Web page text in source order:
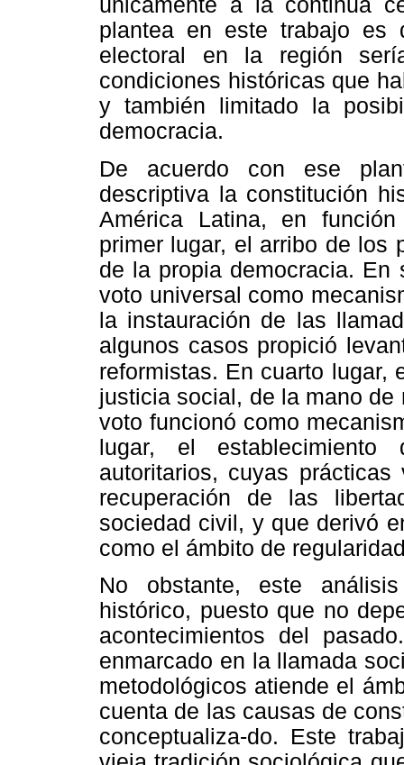
únicamente a la continua
plantea en este trabajo es
electoral en la región
condiciones históricas que
y también limitado la
democracia.
De acuerdo con ese
descriptiva la constitución
América Latina, en
primer lugar, el arribo de los
de la propia democracia. En
voto universal como
la instauración de las
algunos casos propició
reformistas. En cuarto lugar,
justicia social, de la mano
voto funcionó como
lugar, el
autoritarios, cuyas
recuperación de las
sociedad civil, y que derivó
como el ámbito de
No obstante, este
histórico, puesto que no
acontecimientos del
enmarcado en la llamada
metodológicos atiende el
cuenta de las causas de
conceptualiza-do. Este